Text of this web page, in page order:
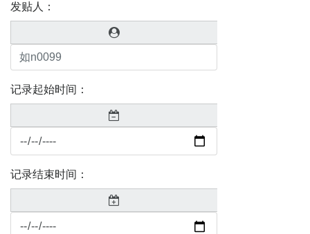
发贴人：
记录起始时间：
记录结束时间：